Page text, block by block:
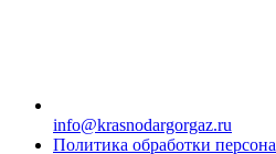
info@krasnodargorgaz.ru
Политика обработки